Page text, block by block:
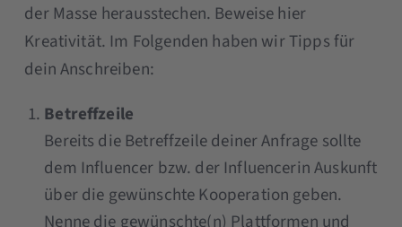
der Masse herausstechen. Beweise hier
Kreativität. Im Folgenden haben wir Tipps für
dein Anschreiben:
Betreffzeile
Bereits die Betreffzeile deiner Anfrage sollte
dem Influencer bzw. der Influencerin Auskunft
über die gewünschte Kooperation geben.
Nenne die gewünschte(n) Plattformen und